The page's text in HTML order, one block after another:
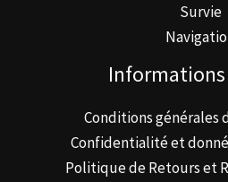
Survie
Conditions générales
Confidentialité et
Politique de Retours et